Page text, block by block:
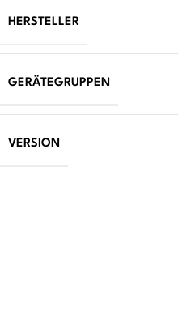
HERSTELLER
GERÄTEGRUPPEN
VERSION